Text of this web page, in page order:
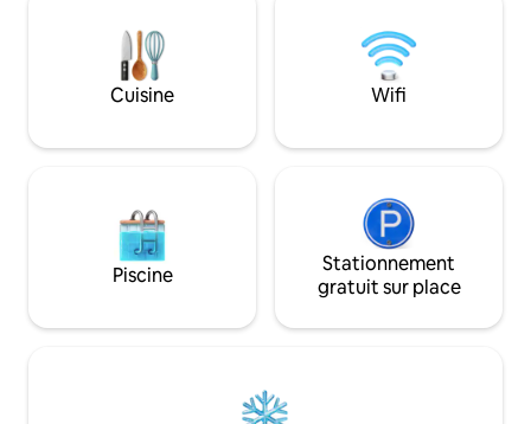
four, micro-
télé.
Cuisine Wifi
Piscine
Stationnement
gratuit sur place